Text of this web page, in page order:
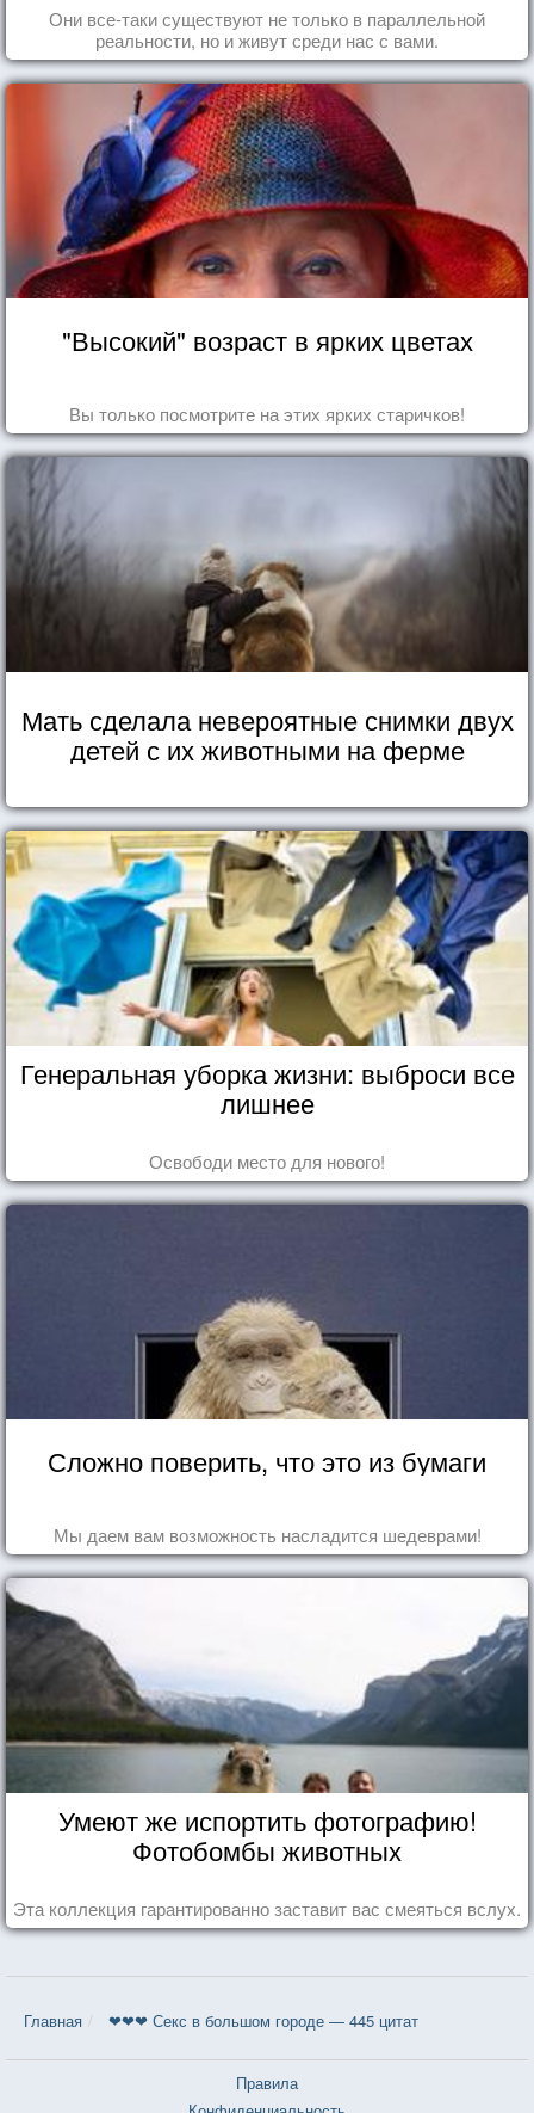
Они все-таки существуют не только в параллельной
реальности, но и живут среди нас с вами.
"Высокий" возраст в ярких цветах
Вы только посмотрите на этих ярких старичков!
Мать сделала невероятные снимки двух
детей с их животными на ферме
Генеральная уборка жизни: выброси все
лишнее
Освободи место для нового!
Сложно поверить, что это из бумаги
Мы даем вам возможность насладится шедеврами!
Умеют же испортить фотографию!
Фотобомбы животных
Эта коллекция гарантированно заставит вас смеяться вслух.
Главная ❤❤❤ Секс в большом городе — 445 цитат
Правила